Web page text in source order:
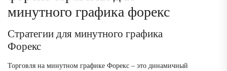
минутного графика форекс
Стратегии для минутного графика
Форекс
Торговля на минутном графике Форекс – это динамичный